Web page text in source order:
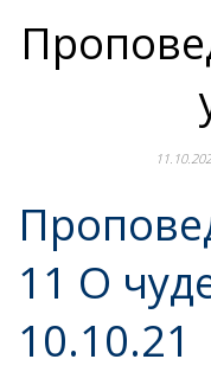
11 О
10.10.21